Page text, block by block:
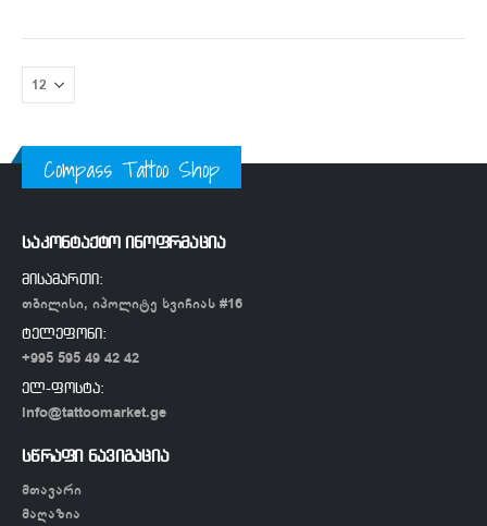
Compass Tattoo Shop
საკონტაქტო ინოფრმაცია
მისამართი:
თბილისი, იპოლიტე ხვიჩიას #16
ტელეფონი:
+995 595 49 42 42
ელ-ფოსტა:
info@tattoomarket.ge
სწრაფი ნავიგაცია
მთავარი
მაღაზია